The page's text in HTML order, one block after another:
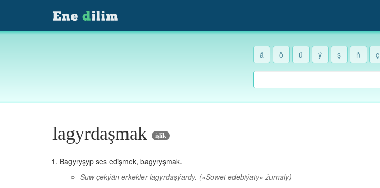
ä ö ü ý ş ň ç
lagyrdaşmak işlik
Bagyryşyp ses edişmek, bagyryşmak.
Suw çekýän erkekler lagyrdaşýardy. («Sowet edebiýaty» žurnaly)